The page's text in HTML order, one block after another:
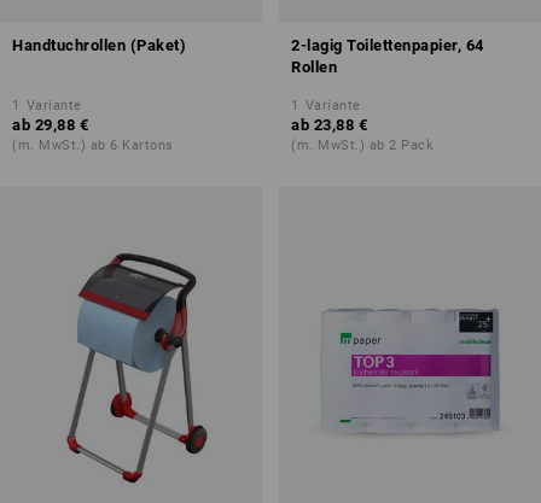
Handtuchrollen (Paket)
1 Variante
ab 29,88 €
(m. MwSt.) ab 6 Kartons
2-lagig Toilettenpapier, 64
Rollen
1 Variante
ab 23,88 €
(m. MwSt.) ab 2 Pack